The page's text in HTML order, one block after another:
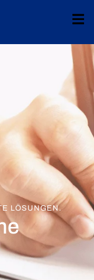
LÖSUNGEN.